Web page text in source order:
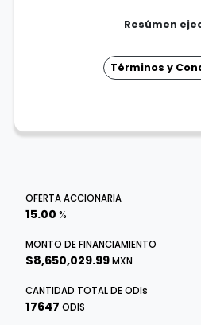
Resúmen
Términos y
OFERTA ACCIONARIA
15.00 %
MONTO DE FINANCIAMIENTO
$8,650,029.99MXN
CANTIDAD TOTAL DEODIs
17647 ODIS